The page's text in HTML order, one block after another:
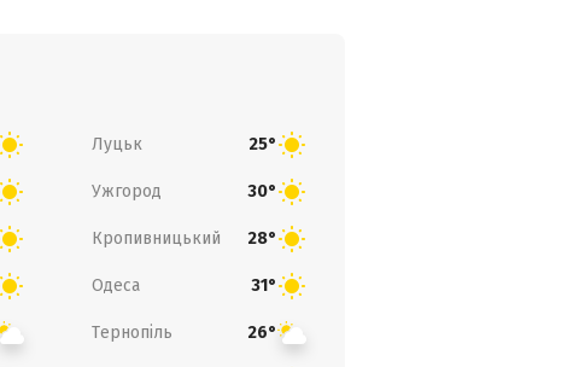
Луцьк 25°
Ужгород 30°
Кропивницький 28°
Одеса 31°
Тернопіль 26°